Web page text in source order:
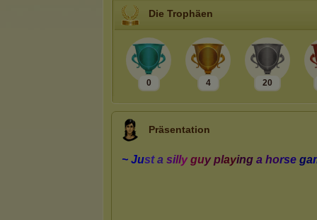
Die Trophäen
0 4 20
Präsentation